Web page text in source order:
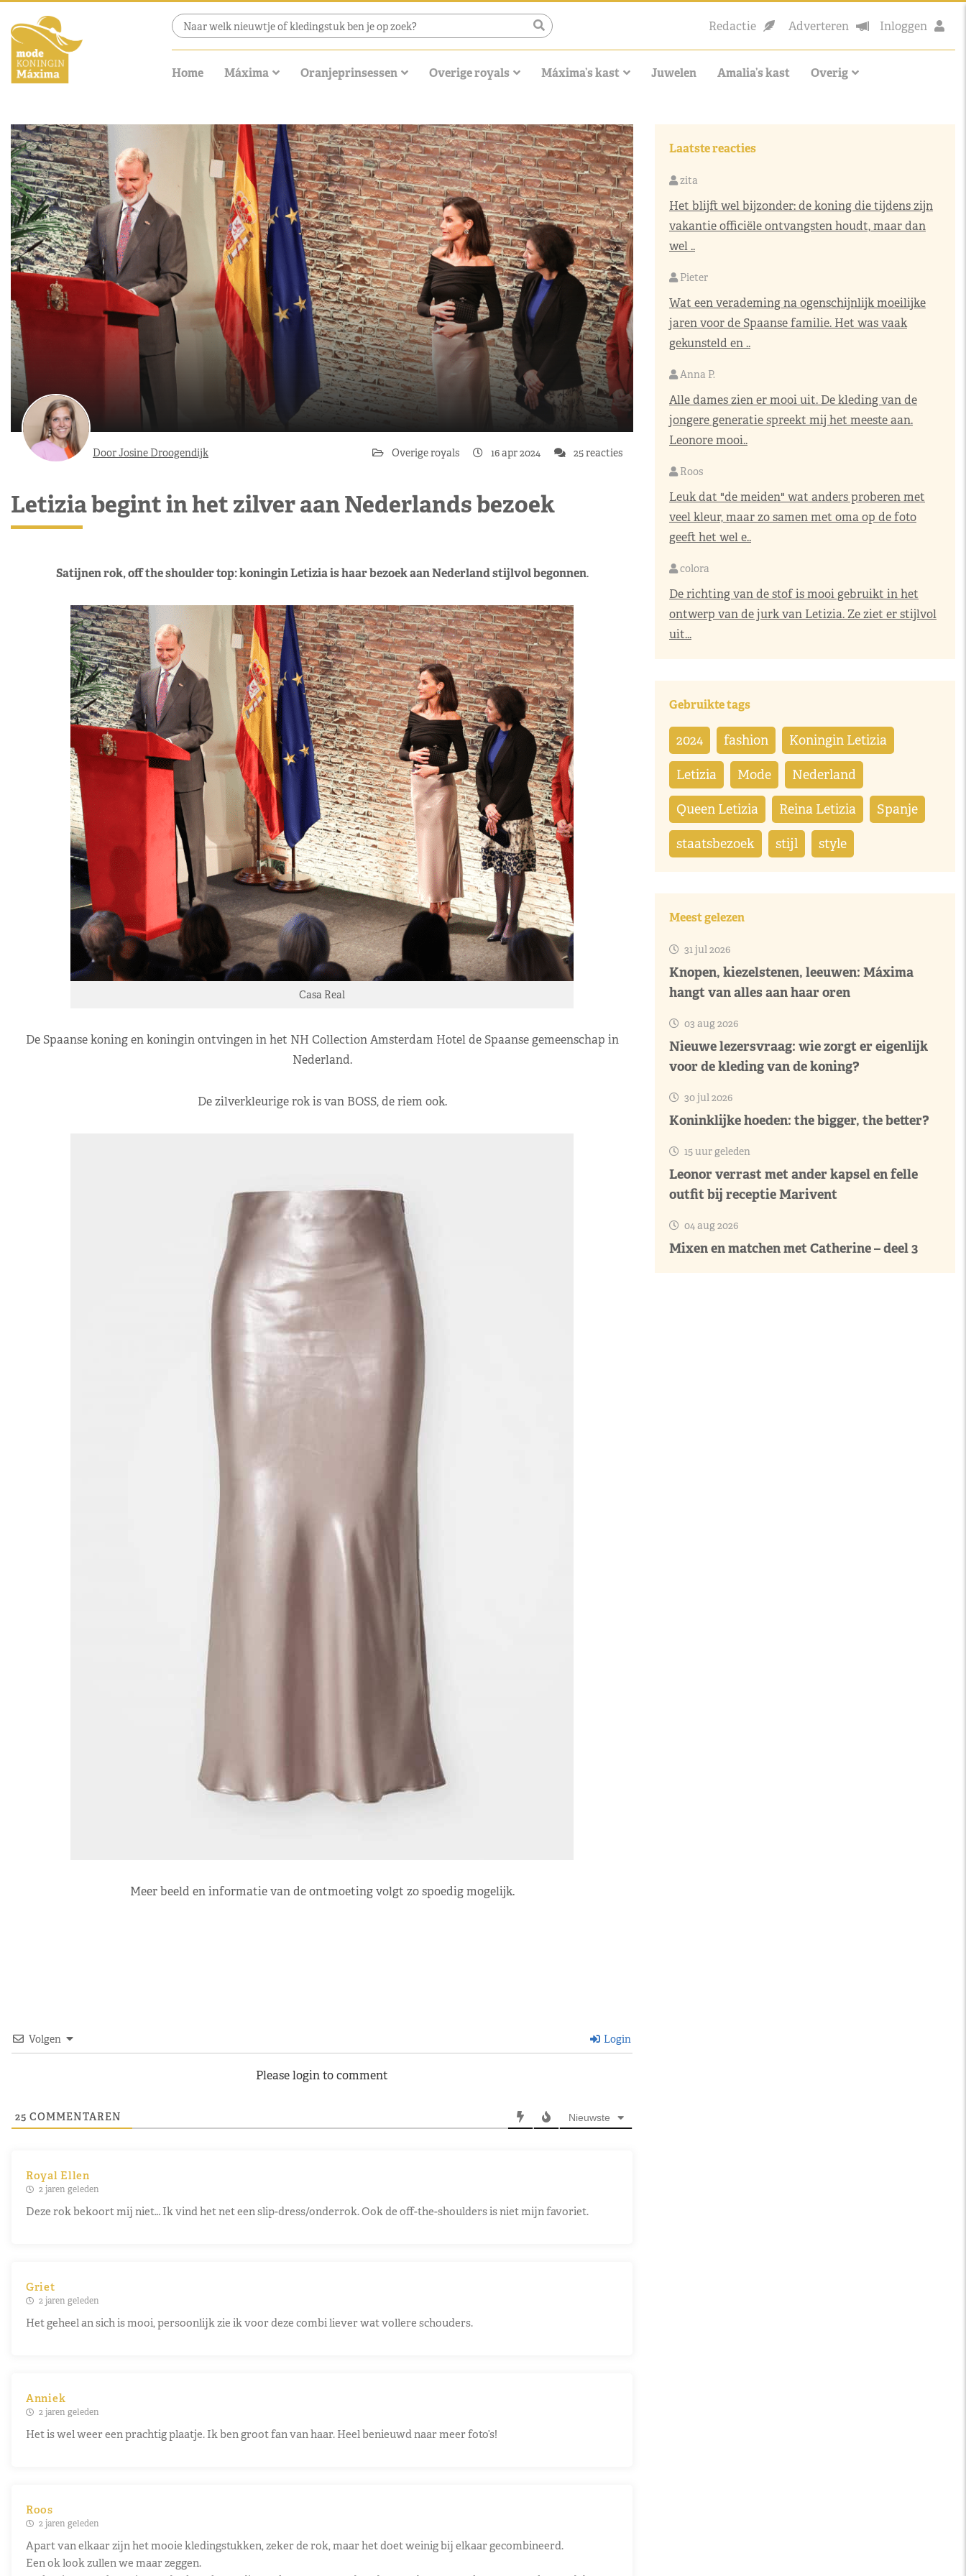
Redactie Adverteren Inloggen
Home Máxima Oranjeprinsessen Overige royals Máxima’s kast Juwelen Amalia’s kast Overig
Door Josine Droogendijk Overige royals 16 apr 2024 25 reacties
Letizia begint in het zilver aan Nederlands bezoek
Satijnen rok, off the shoulder top: koningin Letizia is haar bezoek aan Nederland stijlvol begonnen.
Casa Real
De Spaanse koning en koningin ontvingen in het NH Collection Amsterdam Hotel de Spaanse gemeenschap in
Nederland.
De zilverkleurige rok is van BOSS, de riem ook.
Meer beeld en informatie van de ontmoeting volgt zo spoedig mogelijk.
Volgen Login
Please login to comment
25 COMMENTAREN Nieuwste
Royal Ellen
2 jaren geleden
Deze rok bekoort mij niet… Ik vind het net een slip-dress/onderrok. Ook de off-the-shoulders is niet mijn favoriet.
Griet
2 jaren geleden
Het geheel an sich is mooi, persoonlijk zie ik voor deze combi liever wat vollere schouders.
Anniek
2 jaren geleden
Het is wel weer een prachtig plaatje. Ik ben groot fan van haar. Heel benieuwd naar meer foto’s!
Roos
2 jaren geleden
Apart van elkaar zijn het mooie kledingstukken, zeker de rok, maar het doet weinig bij elkaar gecombineerd.
Een ok look zullen we maar zeggen.
Laatste reacties
zita
Het blijft wel bijzonder: de koning die tijdens zijn
vakantie officiële ontvangsten houdt, maar dan
wel ..
Pieter
Wat een verademing na ogenschijnlijk moeilijke
jaren voor de Spaanse familie. Het was vaak
gekunsteld en ..
Anna P.
Alle dames zien er mooi uit. De kleding van de
jongere generatie spreekt mij het meeste aan.
Leonore mooi..
Roos
Leuk dat "de meiden" wat anders proberen met
veel kleur, maar zo samen met oma op de foto
geeft het wel e..
colora
De richting van de stof is mooi gebruikt in het
ontwerp van de jurk van Letizia. Ze ziet er stijlvol
uit...
Gebruikte tags
2024 fashion Koningin Letizia
Letizia Mode Nederland
Queen Letizia Reina Letizia Spanje
staatsbezoek stijl style
Meest gelezen
31 jul 2026
Knopen, kiezelstenen, leeuwen: Máxima
hangt van alles aan haar oren
03 aug 2026
Nieuwe lezersvraag: wie zorgt er eigenlijk
voor de kleding van de koning?
30 jul 2026
Koninklijke hoeden: the bigger, the better?
15 uur geleden
Leonor verrast met ander kapsel en felle
outfit bij receptie Marivent
04 aug 2026
Mixen en matchen met Catherine – deel 3